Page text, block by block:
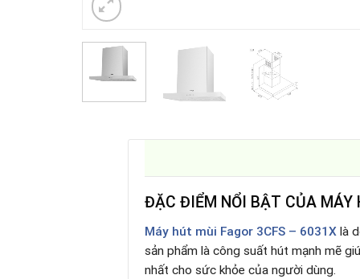
ĐẶC ĐIỂM NỔI BẬT CỦA MÁY
Máy hút mùi Fagor 3CFS – 6031X là
sản phẩm là công suất hút mạnh mẽ
nhất cho sức khỏe của người dùng.